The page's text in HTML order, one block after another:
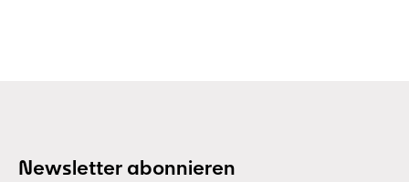
Newsletter abonnieren